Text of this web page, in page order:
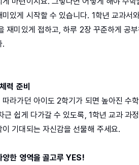
있게 시작할 수 있습니다. 1학년 교과서
재미있게 접하고, 하루 2장 꾸준하게 공
.
력 준비
라가던 아이도 2학기가 되면 높아진 수
근 쉽게 다가갈 수 있도록, 1학년 교과 과
기대되는 자신감을 선물해 주세요.
한 영역을 골고루 YES!